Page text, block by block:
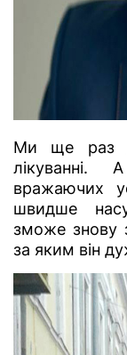
Ми ще раз
вражаючих
швидше
зможе знову
за яким він